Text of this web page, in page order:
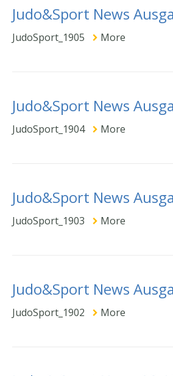
Judo&Sport News
JudoSport_1905 More
Judo&Sport News
JudoSport_1904 More
Judo&Sport News
JudoSport_1903 More
Judo&Sport News
JudoSport_1902 More